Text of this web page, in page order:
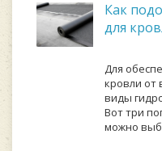
Как
для
Для
кровли от
виды
Вот три
можно